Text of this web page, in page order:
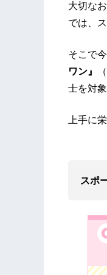
大切な
では、
そこで
ワン』
（
士を対象
上手に
スポ